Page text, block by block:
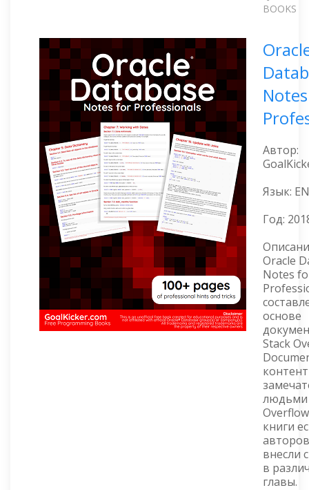
BOOKS
Автор:
Язык: EN
Год:
Oracle
Notes
основе
Stack
людьми
книги
внесли
в
главы.